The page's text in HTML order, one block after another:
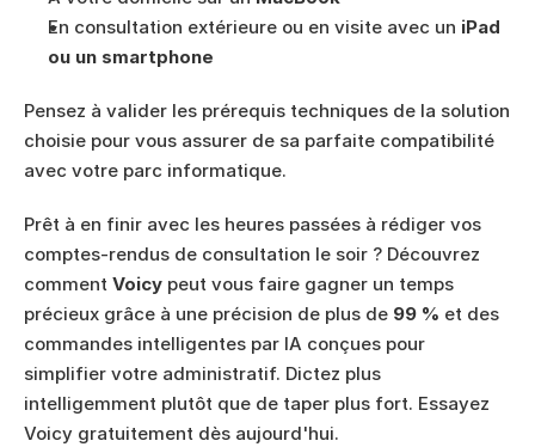
En consultation extérieure ou en visite avec un iPad
ou un smartphone
Pensez à valider les prérequis techniques de la solution
choisie pour vous assurer de sa parfaite compatibilité
avec votre parc informatique.
Prêt à en finir avec les heures passées à rédiger vos
comptes-rendus de consultation le soir ? Découvrez
comment Voicy peut vous faire gagner un temps
précieux grâce à une précision de plus de 99 % et des
commandes intelligentes par IA conçues pour
simplifier votre administratif. Dictez plus
intelligemment plutôt que de taper plus fort. Essayez
Voicy gratuitement dès aujourd'hui.